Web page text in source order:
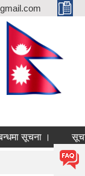
सूचना ।